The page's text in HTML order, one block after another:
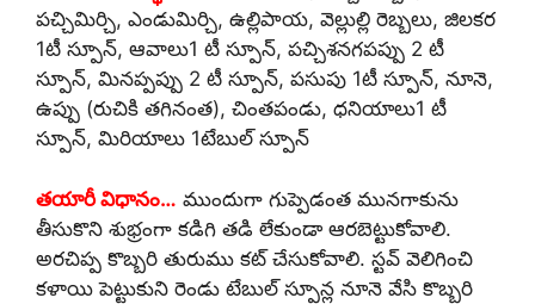
పచ్చిమిర్చి, ఎండుమిర్చి, ఉల్లిపాయ, వెల్లుల్లి రెబ్బలు, జిలకర
1టీ స్పూన్, ఆవాలు1 టీ స్పూన్, పచ్చిశనగపప్పు 2 టీ
స్పూన్, మినప్పప్పు 2 టీ స్పూన్, పసుపు 1టీ స్పూన్, నూనె,
ఉప్పు (రుచికి తగినంత), చింతపండు, ధనియాలు1 టీ
స్పూన్, మిరియాలు 1టేబుల్ స్పూన్
తయారీ విధానం… ముందుగా గుప్పెడంత మునగాకును
తీసుకొని శుభ్రంగా కడిగి తడి లేకుండా ఆరబెట్టుకోవాలి.
అరచిప్ప కొబ్బరి తురుము కట్ చేసుకోవాలి. స్టవ్ వెలిగించి
కళాయి పెట్టుకుని రెండు టేబుల్ స్పూన్ల నూనె వేసి కొబ్బరి